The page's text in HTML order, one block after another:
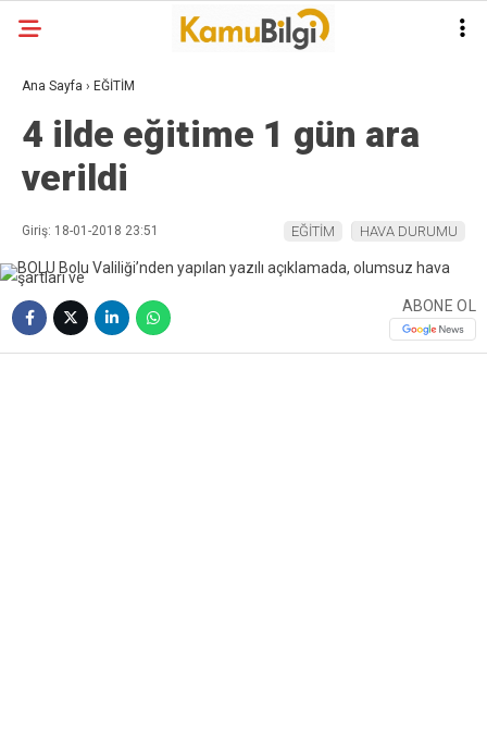
Ana Sayfa › EĞİTİM
4 ilde eğitime 1 gün ara
verildi
Giriş: 18-01-2018 23:51 EĞİTİM HAVA DURUMU
ABONE OL